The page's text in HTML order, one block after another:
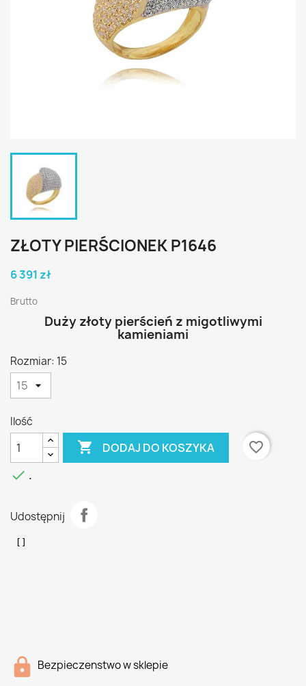
ZŁOTY PIERŚCIONEK P1646
6 391 zł
Brutto
Duży złoty pierścień z migotliwymi
kamieniami
Rozmiar: 15
Ilość
 DODAJ DO KOSZYKA
favorite_border
 .
Udostępnij
Bezpieczenstwo w sklepie